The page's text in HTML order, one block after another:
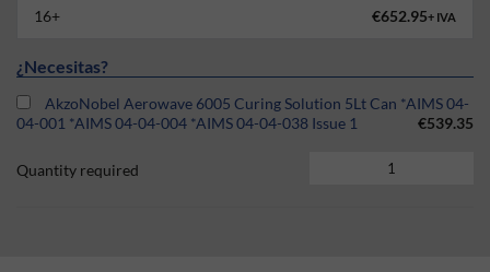
16+ €652.95+ IVA
¿Necesitas?
AkzoNobel Aerowave 6005 Curing Solution 5Lt Can *AIMS 04-
04-001 *AIMS 04-04-004 *AIMS 04-04-038 Issue 1
€539.35
Quantity required